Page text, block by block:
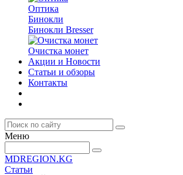
Оптика
Бинокли
Бинокли Bresser
Очистка монет
Акции и Новости
Статьи и обзоры
Контакты
Меню
MDREGION.KG
Статьи